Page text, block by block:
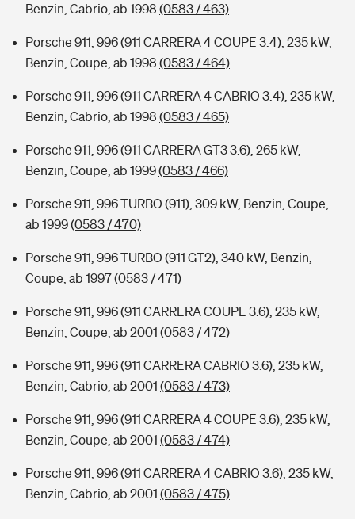
Benzin, Cabrio, ab 1998 (0583 / 463)
Porsche 911, 996 (911 CARRERA 4 COUPE 3.4), 235 kW,
Benzin, Coupe, ab 1998 (0583 / 464)
Porsche 911, 996 (911 CARRERA 4 CABRIO 3.4), 235 kW,
Benzin, Cabrio, ab 1998 (0583 / 465)
Porsche 911, 996 (911 CARRERA GT3 3.6), 265 kW,
Benzin, Coupe, ab 1999(0583 / 466)
Porsche 911, 996 TURBO (911), 309 kW, Benzin, Coupe,
ab 1999(0583 / 470)
Porsche 911, 996 TURBO (911 GT2), 340 kW, Benzin,
Coupe, ab 1997(0583 / 471)
Porsche 911, 996 (911 CARRERA COUPE 3.6), 235 kW,
Benzin, Coupe, ab 2001 (0583 / 472)
Porsche 911, 996 (911 CARRERA CABRIO 3.6), 235 kW,
Benzin, Cabrio, ab 2001 (0583 / 473)
Porsche 911, 996 (911 CARRERA 4 COUPE 3.6), 235 kW,
Benzin, Coupe, ab 2001 (0583 / 474)
Porsche 911, 996 (911 CARRERA 4 CABRIO 3.6), 235 kW,
Benzin, Cabrio, ab 2001 (0583 / 475)